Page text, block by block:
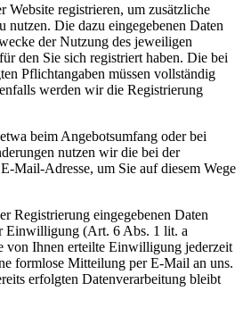
Website registrieren, um zusätzliche
nutzen. Die dazu eingegebenen Daten
der Nutzung des jeweiligen
den Sie sich registriert haben. Die bei
Pflichtangaben müssen vollständig
werden wir die Registrierung
beim Angebotsumfang oder bei
nutzen wir die bei der
Mail-Adresse, um Sie auf diesem Wege
Registrierung eingegebenen Daten
Einwilligung (Art. 6 Abs. 1 lit. a
von Ihnen erteilte Einwilligung jederzeit
formlose Mitteilung per E-Mail an uns.
erfolgten Datenverarbeitung bleibt